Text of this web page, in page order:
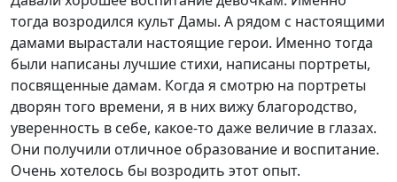
тогда возродился культ Дамы. А рядом с настоящими
дамами вырастали настоящие герои. Именно тогда
были написаны лучшие стихи, написаны портреты,
посвященные дамам. Когда я смотрю на портреты
дворян того времени, я в них вижу благородство,
уверенность в себе, какое-то даже величие в глазах.
Они получили отличное образование и воспитание.
Очень хотелось бы возродить этот опыт.